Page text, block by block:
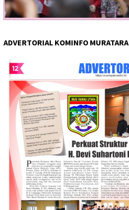
ADVERTORIAL KOMINFO MURATARA